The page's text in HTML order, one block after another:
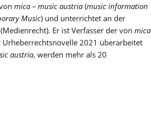
mica – music austria (music information
Music) und unterrichtet an der
(Medienrecht). Er ist Verfasser der von mica
2021 überarbeitet
austria, werden mehr als 20